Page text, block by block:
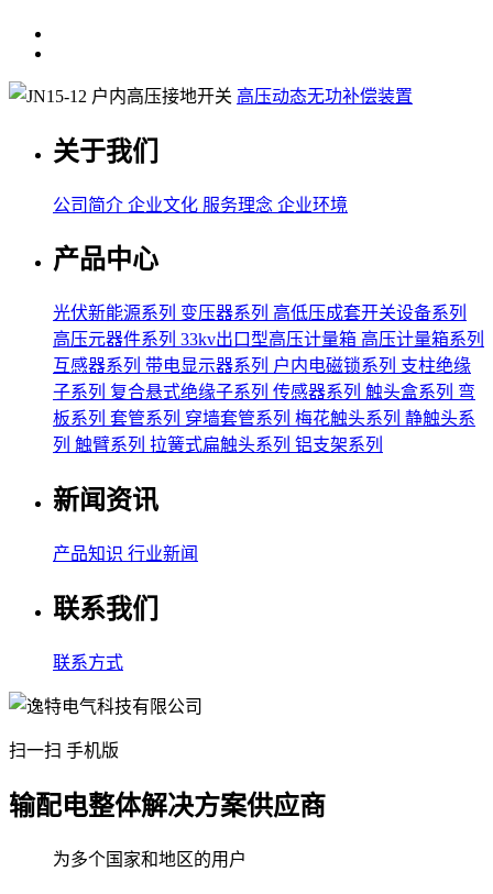
高压动态无功补偿装置
关于我们
公司简介 企业文化 服务理念 企业环境
产品中心
光伏新能源系列 变压器系列 高低压成套开关设备系列
高压元器件系列 33kv出口型高压计量箱 高压计量箱系列
互感器系列 带电显示器系列 户内电磁锁系列 支柱绝缘
子系列 复合悬式绝缘子系列 传感器系列 触头盒系列 弯
板系列 套管系列 穿墙套管系列 梅花触头系列 静触头系
列 触臂系列 拉簧式扁触头系列 铝支架系列
新闻资讯
产品知识 行业新闻
联系我们
联系方式
扫一扫 手机版
输配电整体解决方案供应商
为多个国家和地区的用户